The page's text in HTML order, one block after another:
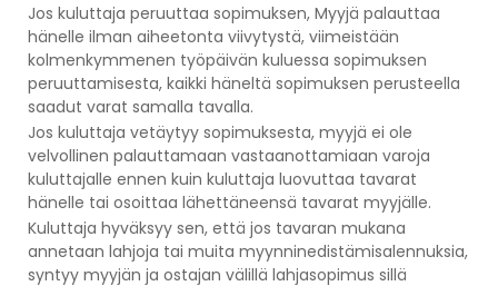
Jos kuluttaja peruuttaa sopimuksen, Myyjä palauttaa
hänelle ilman aiheetonta viivytystä, viimeistään
kolmenkymmenen työpäivän kuluessa sopimuksen
peruuttamisesta, kaikki häneltä sopimuksen perusteella
saadut varat samalla tavalla.
Jos kuluttaja vetäytyy sopimuksesta, myyjä ei ole
velvollinen palauttamaan vastaanottamiaan varoja
kuluttajalle ennen kuin kuluttaja luovuttaa tavarat
hänelle tai osoittaa lähettäneensä tavarat myyjälle.
Kuluttaja hyväksyy sen, että jos tavaran mukana
annetaan lahjoja tai muita myynninedistämisalennuksia,
syntyy myyjän ja ostajan välillä lahjasopimus sillä